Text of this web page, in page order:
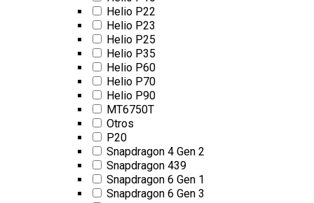
Helio P22
Helio P23
Helio P25
Helio P35
Helio P60
Helio P70
Helio P90
MT6750T
Otros
P20
Snapdragon 4 Gen 2
Snapdragon 439
Snapdragon 6 Gen 1
Snapdragon 6 Gen 3